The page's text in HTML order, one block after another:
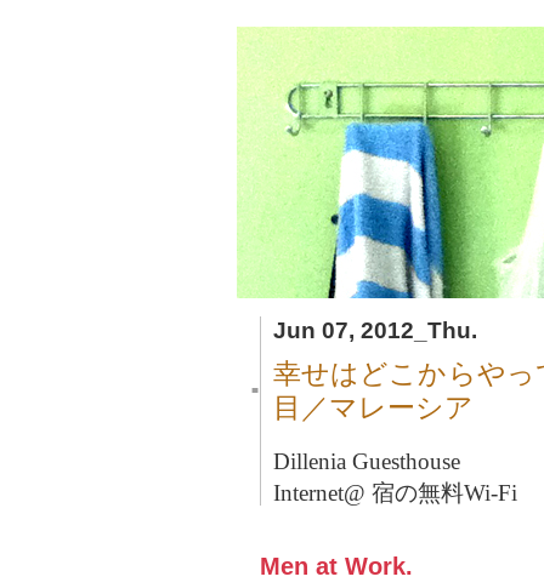
Jun 07, 2012_Thu.
■
幸せはどこからや
目／マレーシア
Dillenia Guesthouse
Internet@ 宿の無料Wi-Fi
Men at Work.